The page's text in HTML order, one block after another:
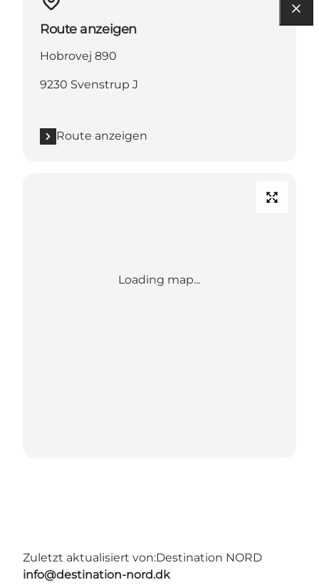
Route anzeigen
Hobrovej 890
9230 Svenstrup J
Route anzeigen
Loading map...
Zuletzt aktualisiert von:Destination NORD
info@destination-nord.dk